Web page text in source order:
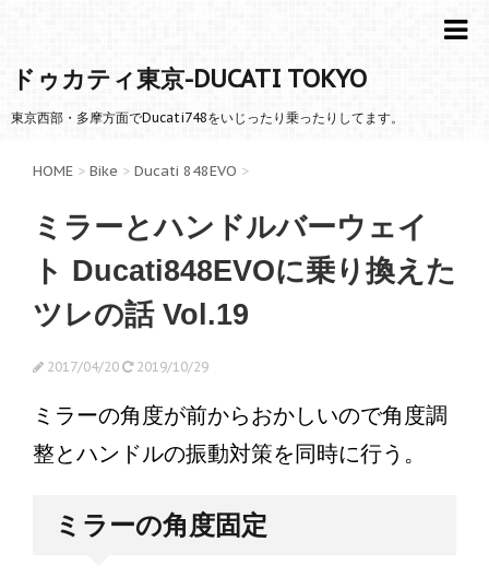
ドゥカティ東京-DUCATI TOKYO
東京西部・多摩方面でDucati748をいじったり乗ったりしてます。
HOME > Bike > Ducati 848EVO >
ミラーとハンドルバーウェイ
ト Ducati848EVOに乗り換えた
ツレの話 Vol.19
2017/04/20 2019/10/29
ミラーの角度が前からおかしいので角度調
整とハンドルの振動対策を同時に行う。
ミラーの角度固定